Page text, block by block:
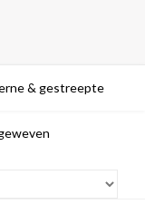
& gestreepte